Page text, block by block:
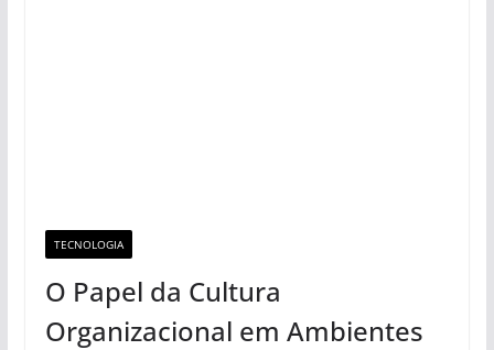
TECNOLOGIA
O Papel da Cultura
Organizacional em Ambientes